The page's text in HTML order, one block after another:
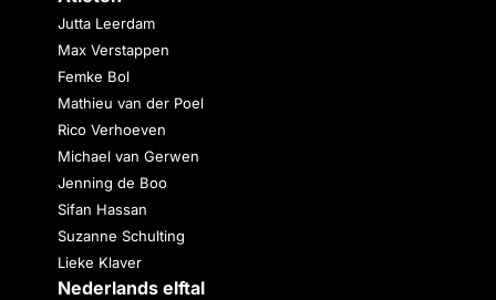
Jutta Leerdam
Max Verstappen
Femke Bol
Mathieu van der Poel
Rico Verhoeven
Michael van Gerwen
Jenning de Boo
Sifan Hassan
Suzanne Schulting
Lieke Klaver
Nederlands elftal